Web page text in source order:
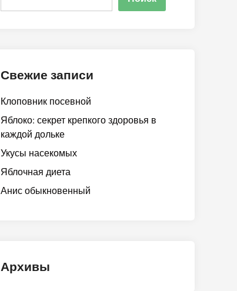
Свежие записи
Клоповник посевной
Яблоко: секрет крепкого здоровья в
каждой дольке
Укусы насекомых
Яблочная диета
Анис обыкновенный
Архивы